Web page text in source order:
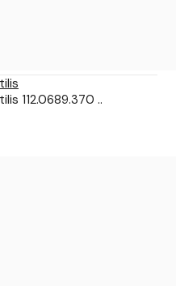
112.0689.370 ..